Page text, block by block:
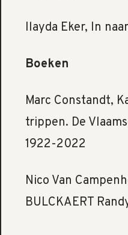
Ilayda Eker, In
Boeken
Marc Constandt,
trippen. De
1922-2022
Nico Van
BULCKAERT